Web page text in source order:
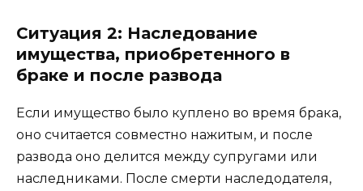
Ситуация 2: Наследование
имущества, приобретенного в
браке и после развода
Если имущество было куплено во время брака,
оно считается совместно нажитым, и после
развода оно делится между супругами или
наследниками. После смерти наследодателя,